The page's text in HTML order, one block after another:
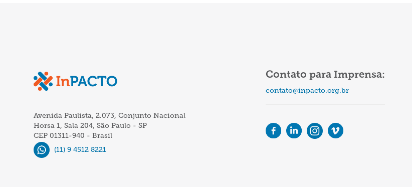
Avenida Paulista, 2.073, Conjunto Nacional
Horsa 1, Sala 204, São Paulo - SP
CEP 01311-940 - Brasil
(11) 9 4512 8221
Contato para Imprensa:
contato@inpacto.org.br